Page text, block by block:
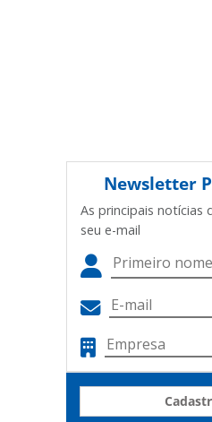
Newsletter
As principais notícias
seu e-mail